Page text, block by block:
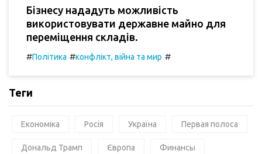
Бізнесу нададуть можливість
використовувати державне майно для
переміщення складів.
#Політика #конфлікт, війна та мир #
Теги
Економіка Росія Україна Первая полоса
Дональд Трамп Європа Финансы